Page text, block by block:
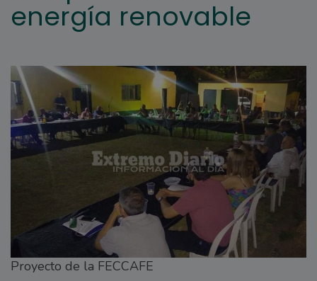
energía renovable
Proyecto de la FECCAFE